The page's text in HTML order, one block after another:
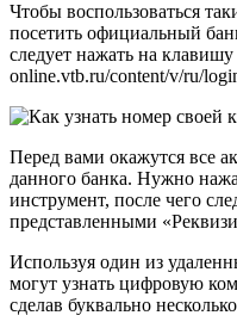
Чтобы воспользоваться
посетить официальный
следует нажать на
online.vtb.ru/content/v/ru/
Перед вами окажутся все
данного банка. Нужно
инструмент, после чего
представленными
Используя один из
могут узнать цифровую
сделав буквально